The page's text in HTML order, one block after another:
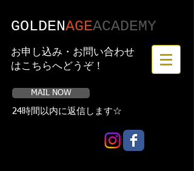
GOLDENAGE​ACADEMY
お申し込み・お問い合わせ
はこちらへどうぞ！
MAIL NOW
24時間以内に返信します☆